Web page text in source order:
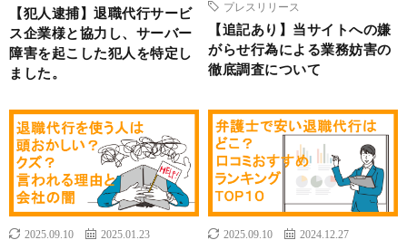
【犯人逮捕】退職代行サービ
ス企業様と協力し、サーバー
障害を起こした犯人を特定し
ました。
プレスリリース
【追記あり】当サイトへの嫌
がらせ行為による業務妨害の
徹底調査について
2025.09.10
2025.01.23
2025.09.10
2024.12.27